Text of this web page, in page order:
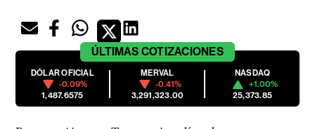
ÚLTIMAS COTIZACIONES
DÓLAR OFICIAL
-0.09%
1,487.6575
MERVAL
-0.41%
3,291,323.00
NASDAQ
+1.00%
25,373.85